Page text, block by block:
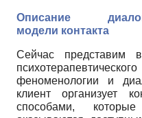
Описание
модели контакта
Сейчас представим
феноменологии и
клиент организует
способами,